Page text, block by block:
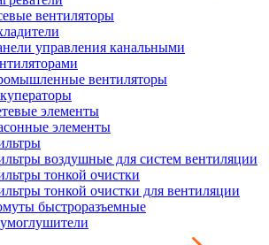
вентиляторы
управления канальными
вентиляторы
элементы
элементы
воздушные для систем вентиляции
тонкой очистки
тонкой очистки для вентиляции
быстроразъемные